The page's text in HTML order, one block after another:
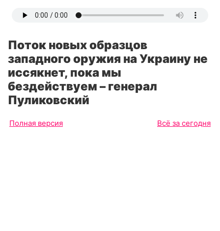
Поток новых образцов
западного оружия на Украину не
иссякнет, пока мы
бездействуем – генерал
Пуликовский
Полная версия Всё за сегодня